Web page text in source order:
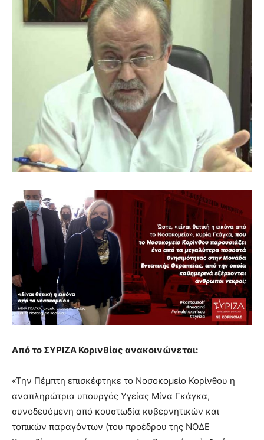
Από το ΣΥΡΙΖΑ Κορινθίας ανακοινώνεται:
«Την Πέμπτη επισκέφτηκε το Νοσοκομείο Κορίνθου η
αναπληρώτρια υπουργός Υγείας Μίνα Γκάγκα,
συνοδευόμενη από κουστωδία κυβερνητικών και
τοπικών παραγόντων (του προέδρου της ΝΟΔΕ